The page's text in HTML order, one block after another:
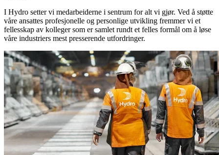
I Hydro setter vi medarbeiderne i sentrum for alt vi gjør. Ved å støtte
våre ansattes profesjonelle og personlige utvikling fremmer vi et
fellesskap av kolleger som er samlet rundt et felles formål om å løse
våre industriers mest presserende utfordringer.